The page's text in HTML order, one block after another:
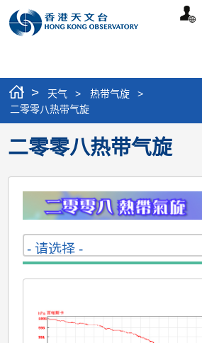
个
> 天气 > 热带气旋
>
二零零八热带气旋
二零零八热带气旋